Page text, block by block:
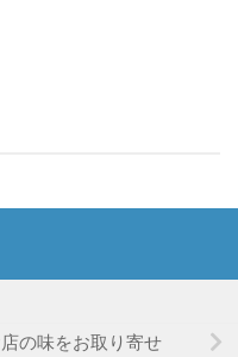
の味をお取り寄せ